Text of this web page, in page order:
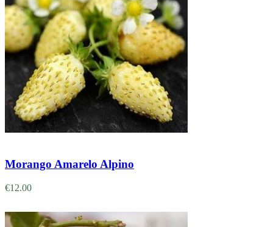
Morango Amarelo Alpino
€12.00